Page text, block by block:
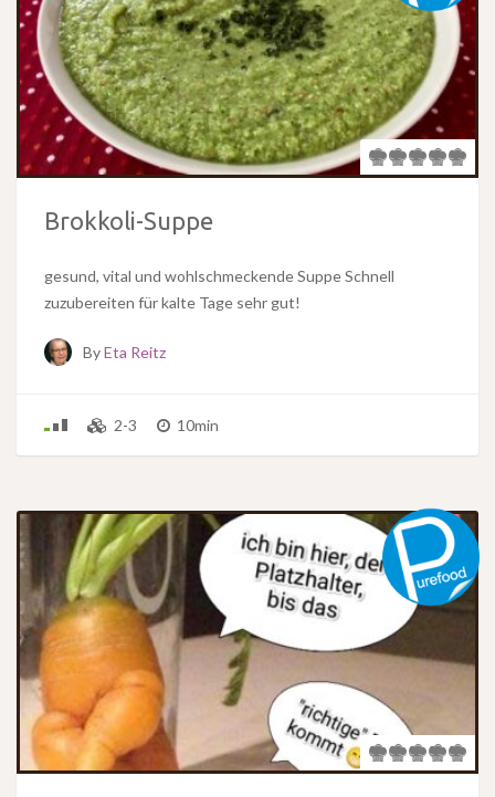
Brokkoli-Suppe
gesund, vital und wohlschmeckende Suppe Schnell
zuzubereiten für kalte Tage sehr gut!
ByEta Reitz
2-3 10min